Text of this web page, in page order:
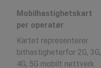
Mobilhastighetskart
per operatør
Kartet representerer
bithastigheterfor 2G, 3G,
4G, 5G mobilt nettverk